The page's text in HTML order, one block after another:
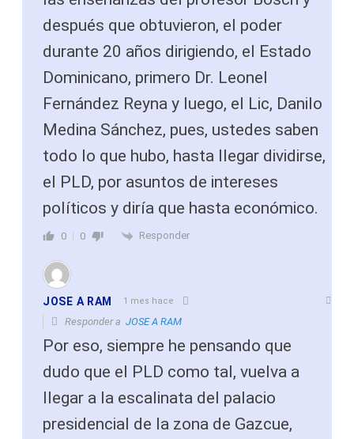
después que obtuvieron, el poder
durante 20 años dirigiendo, el Estado
Dominicano, primero Dr. Leonel
Fernández Reyna y luego, el Lic, Danilo
Medina Sánchez, pues, ustedes saben
todo lo que hubo, hasta llegar dividirse,
el PLD, por asuntos de intereses
políticos y diría que hasta económico.
0 0 Responder
JOSE A RAM 1 mes hace
Responder a JOSE A RAM
Por eso, siempre he pensando que
dudo que el PLD como tal, vuelva a
llegar a la escalinata del palacio
presidencial de la zona de Gazcue,